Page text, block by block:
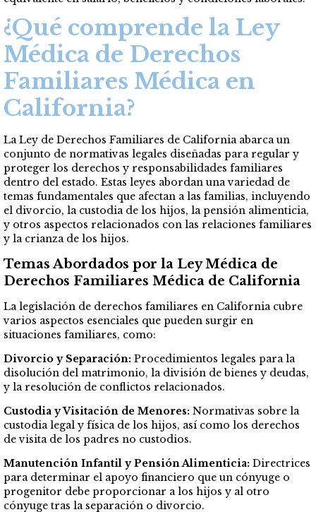
¿Qué comprende la Ley
Médica de Derechos
Familiares Médica en
California?
La Ley de Derechos Familiares de California abarca un
conjunto de normativas legales diseñadas para regular y
proteger los derechos y responsabilidades familiares
dentro del estado. Estas leyes abordan una variedad de
temas fundamentales que afectan a las familias, incluyendo
el divorcio, la custodia de los hijos, la pensión alimenticia,
y otros aspectos relacionados con las relaciones familiares
y la crianza de los hijos.
Temas Abordados por la Ley Médica de
Derechos Familiares Médica de California
La legislación de derechos familiares en California cubre
varios aspectos esenciales que pueden surgir en
situaciones familiares, como:
Divorcio y Separación: Procedimientos legales para la
disolución del matrimonio, la división de bienes y deudas,
y la resolución de conflictos relacionados.
Custodia y Visitación de Menores: Normativas sobre la
custodia legal y física de los hijos, así como los derechos
de visita de los padres no custodios.
Manutención Infantil y Pensión Alimenticia: Directrices
para determinar el apoyo financiero que un cónyuge o
progenitor debe proporcionar a los hijos y al otro
cónyuge tras la separación o divorcio.